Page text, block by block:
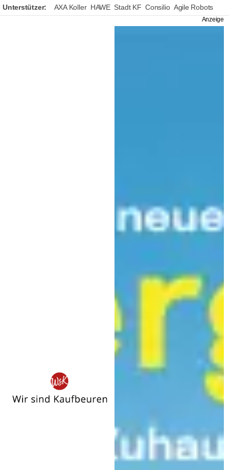
Unterstützer: AXA Koller HAWE Stadt KF Consilio Agile Robots